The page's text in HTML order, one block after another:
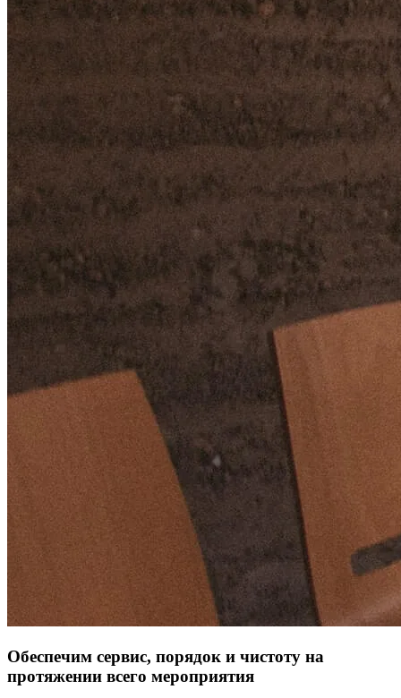
Обеспечим сервис, порядок и чистоту на
протяжении всего мероприятия